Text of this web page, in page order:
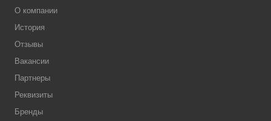
О компании
История
Отзывы
Вакансии
Партнеры
Реквизиты
Бренды